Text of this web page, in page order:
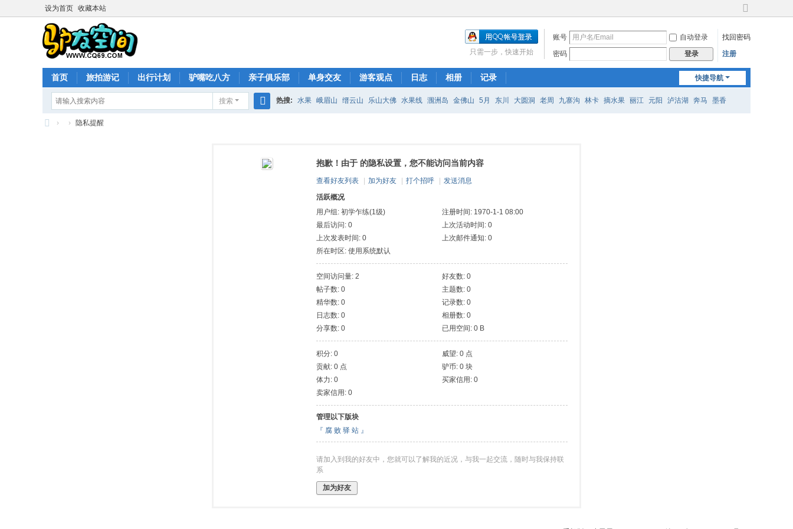
设为首页 收藏本站
切
到
账号 自动登录
找回密码
密码
登录 注册
只需一步，快速开始
快捷导航
首页 旅拍游记 出行计划 驴嘴吃八方 亲子俱乐部 单身交友 游客观点 日志 相册 记录
搜索 热搜: 水果 峨眉山 缙云山 乐山大佛 水果线 涠洲岛 金佛山 5月 东川 大圆洞 老周 九寨沟 林卡 摘水果 丽江 元阳 泸沽湖 奔马 墨香
› › 隐私提醒
抱歉！由于 的隐私设置，您不能访问当前内容
查看好友列表 加为好友 打个招呼
发送消息
活跃概况
用户组: 初学乍练(1级)
注册时间: 1970-1-1 08:00
最后访问: 0
上次活动时间: 0
上次发表时间: 0
上次邮件通知: 0
所在时区: 使用系统默认
空间访问量: 2
好友数: 0
帖子数: 0
主题数: 0
精华数: 0
记录数: 0
日志数: 0
相册数: 0
分享数: 0
已用空间: 0 B
积分: 0
威望: 0 点
贡献: 0 点
驴币: 0 块
体力: 0
买家信用: 0
卖家信用: 0
管理以下版块
『 腐 败 驿 站 』
请加入到我的好友中，您就可以了解我的近况，与我一起交流，随时与我保持联
系
加为好友